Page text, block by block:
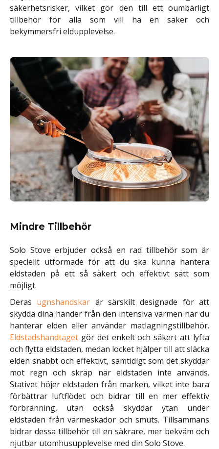
säkerhetsrisker, vilket gör den till ett oumbärligt
tillbehör för alla som vill ha en säker och
bekymmersfri eldupplevelse.
Mindre Tillbehör
Solo Stove erbjuder också en rad tillbehör som är
speciellt utformade för att du ska kunna hantera
eldstaden på ett så säkert och effektivt sätt som
möjligt.
Deras ugnshandskar är särskilt designade för att
skydda dina händer från den intensiva värmen när du
hanterar elden eller använder matlagningstillbehör.
Eldstadshandtaget gör det enkelt och säkert att lyfta
och flytta eldstaden, medan locket hjälper till att släcka
elden snabbt och effektivt, samtidigt som det skyddar
mot regn och skräp när eldstaden inte används.
Stativet höjer eldstaden från marken, vilket inte bara
förbättrar luftflödet och bidrar till en mer effektiv
förbränning, utan också skyddar ytan under
eldstaden från värmeskador och smuts. Tillsammans
bidrar dessa tillbehör till en säkrare, mer bekväm och
njutbar utomhusupplevelse med din Solo Stove.